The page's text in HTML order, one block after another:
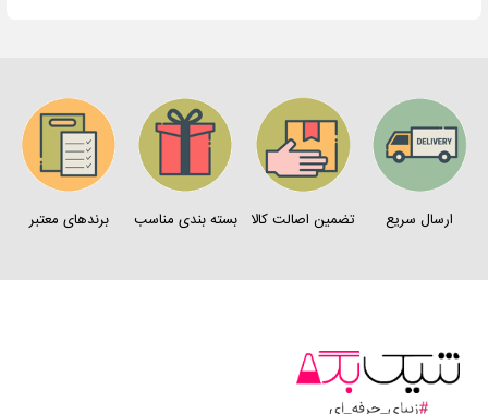
ارسال سریع تضمین اصالت کالا بسته بندی مناسب برندهای معتبر